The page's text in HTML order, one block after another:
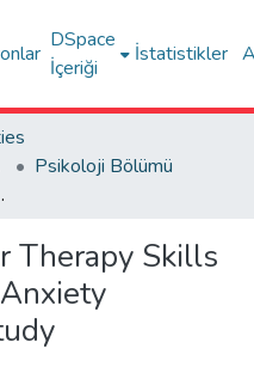
DSpace
İçeriği
İstatistikler
Psikoloji Bölümü
A Pilot Study
Therapy Skills